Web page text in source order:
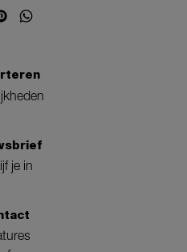
je in